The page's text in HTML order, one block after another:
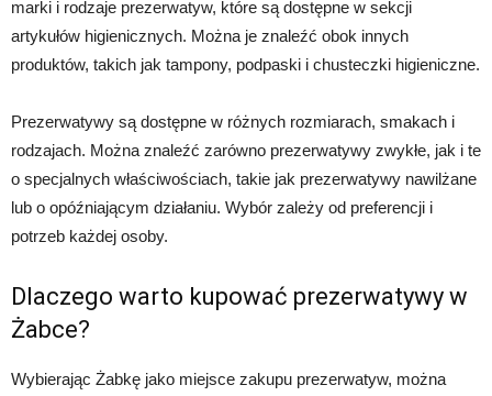
marki i rodzaje prezerwatyw, które są dostępne w sekcji
artykułów higienicznych. Można je znaleźć obok innych
produktów, takich jak tampony, podpaski i chusteczki higieniczne.
Prezerwatywy są dostępne w różnych rozmiarach, smakach i
rodzajach. Można znaleźć zarówno prezerwatywy zwykłe, jak i te
o specjalnych właściwościach, takie jak prezerwatywy nawilżane
lub o opóźniającym działaniu. Wybór zależy od preferencji i
potrzeb każdej osoby.
Dlaczego warto kupować prezerwatywy w
Żabce?
Wybierając Żabkę jako miejsce zakupu prezerwatyw, można